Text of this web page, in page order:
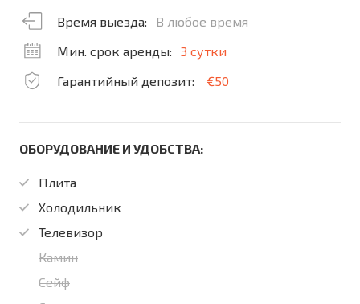
Время выезда:
В любое время
Мин. срок аренды:
3 сутки
Гарантийный депозит:
€50
ОБОРУДОВАНИЕ И УДОБСТВА:
Плита
Холодильник
Телевизор
Камин
Сейф